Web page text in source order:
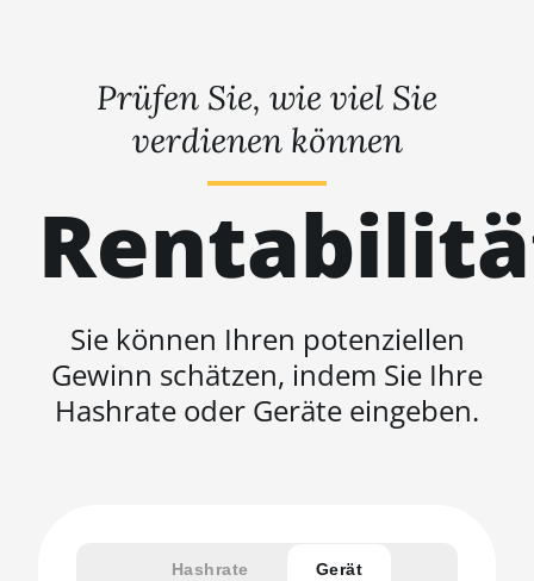
Prüfen Sie, wie viel Sie
verdienen können
Sie können Ihren potenziellen
Gewinn schätzen, indem Sie Ihre
Hashrate oder Geräte eingeben.
Hashrate Gerät